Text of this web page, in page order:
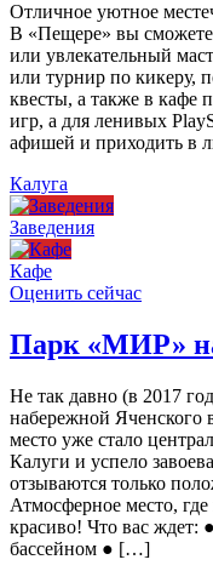
Отличное уютное
В «Пещере» вы
или увлекательный
или турнир по кикеру,
квесты, а также в кафе
игр, а для ленивых
афишей и приходить в
Калуга
Заведения
Кафе
Оценить сейчас
Парк «МИР»
Не так давно (в 2017
набережной
место уже стало
Калуги и успело
отзываются только
Атмосферное место,
красиво! Что вас ждет:
бассейном ● […]